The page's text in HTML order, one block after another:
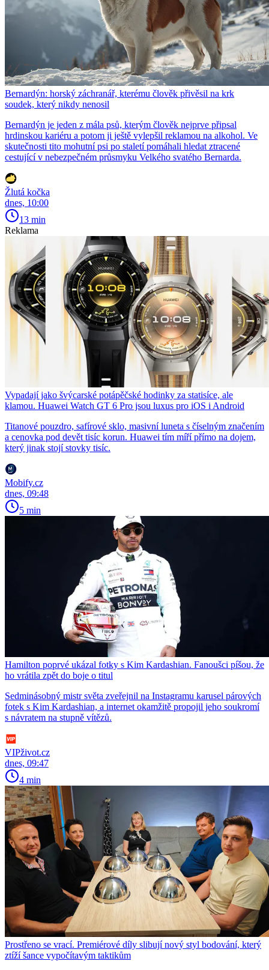
Bernardýn: horský záchranář, kterému člověk přivěsil na krk
soudek, který nikdy nenosil
Bernardýn je jeden z mála psů, kterým člověk nejprve připsal
hrdinskou kariéru a potom ji ještě vylepšil reklamou na alkohol. Ve
skutečnosti tito mohutní psi po staletí pomáhali hledat ztracené
cestující v nebezpečném průsmyku Velkého svatého Bernarda.
Žlutá kočka
dnes, 10:00
13 min
Reklama
Vypadají jako švýcarské potápěčské hodinky za statisíce, ale
klamou. Huawei Watch GT 6 Pro jsou luxus pro iOS i Android
Titanové pouzdro, safírové sklo, masivní luneta s číselným značením
a cenovka pod devět tisíc korun. Huawei tím míří přímo na dojem,
který jinak stojí stovky tisíc.
Mobify.cz
dnes, 09:48
5 min
Hamilton poprvé ukázal fotky s Kim Kardashian. Fanoušci píšou, že
ho vrátila zpět do boje o titul
Sedminásobný mistr světa zveřejnil na Instagramu karusel párových
fotek s Kim Kardashian, a internet okamžitě propojil jeho soukromí
s návratem na stupně vítězů.
VIPživot.cz
dnes, 09:47
4 min
Prostřeno se vrací. Premiérové díly slibují nový styl bodování, který
ztíží šance vypočítavým taktikům